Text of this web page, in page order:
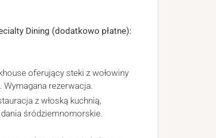
Dining (dodatkowo płatne):
oferujący steki z wołowiny
rezerwacja.
z włoską kuchnią,
śródziemnomorskie.